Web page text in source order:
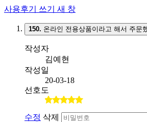
사용후기 쓰기 새 창
150. 온라인 전용상품이라고 해서 주문
작성자
김예현
작성일
20-03-18
선호도
수정 삭제